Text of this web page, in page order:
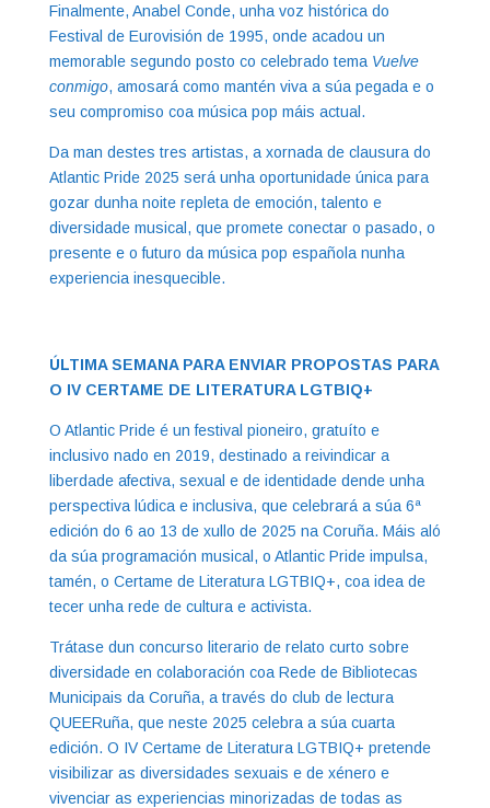
Finalmente, Anabel Conde, unha voz histórica do
Festival de Eurovisión de 1995, onde acadou un
memorable segundo posto co celebrado tema Vuelve
conmigo, amosará como mantén viva a súa pegada e o
seu compromiso coa música pop máis actual.
Da man destes tres artistas, a xornada de clausura do
Atlantic Pride 2025 será unha oportunidade única para
gozar dunha noite repleta de emoción, talento e
diversidade musical, que promete conectar o pasado, o
presente e o futuro da música pop española nunha
experiencia inesquecible.
ÚLTIMA SEMANA PARA ENVIAR PROPOSTAS PARA
O IV CERTAME DE LITERATURA LGTBIQ+
O Atlantic Pride é un festival pioneiro, gratuíto e
inclusivo nado en 2019, destinado a reivindicar a
liberdade afectiva, sexual e de identidade dende unha
perspectiva lúdica e inclusiva, que celebrará a súa 6ª
edición do 6 ao 13 de xullo de 2025 na Coruña. Máis aló
da súa programación musical, o Atlantic Pride impulsa,
tamén, o Certame de Literatura LGTBIQ+, coa idea de
tecer unha rede de cultura e activista.
Trátase dun concurso literario de relato curto sobre
diversidade en colaboración coa Rede de Bibliotecas
Municipais da Coruña, a través do club de lectura
QUEERuña, que neste 2025 celebra a súa cuarta
edición. O IV Certame de Literatura LGTBIQ+ pretende
visibilizar as diversidades sexuais e de xénero e
vivenciar as experiencias minorizadas de todas as